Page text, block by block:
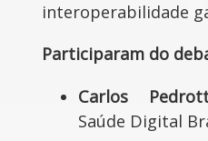
interoperabilidade
Participaram do
Carlos
Saúde Digital